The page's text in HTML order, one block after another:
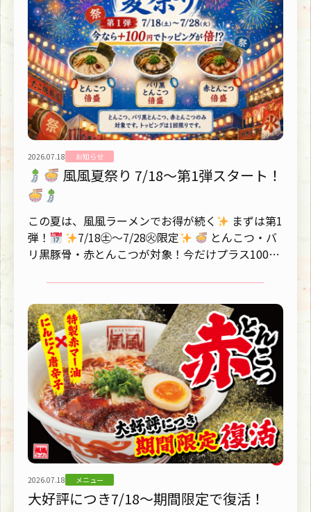
2026.07.18 お知らせ
風風夏祭り 7/18～第1弾スタート！
この夏は、風風ラーメンでお得が続く
まずは第1
弾！
7/18㊏～7/28㊋限定
とんこつ・バ
リ黒豚骨・赤とんこつが対象！今だけプラス100円
2026.07.18 メニュー
大好評につき7/18～期間限定で復活！